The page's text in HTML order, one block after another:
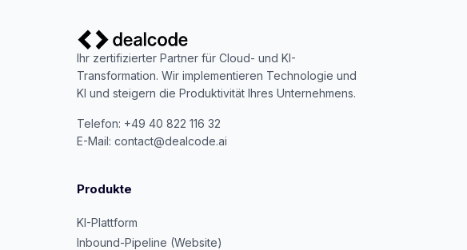
Ihr zertifizierter Partner für Cloud- und KI-
Transformation. Wir implementieren Technologie und
KI und steigern die Produktivität Ihres Unternehmens.
Telefon: +49 40 822 116 32
E-Mail: contact@dealcode.ai
Produkte
KI-Plattform
Inbound-Pipeline (Website)